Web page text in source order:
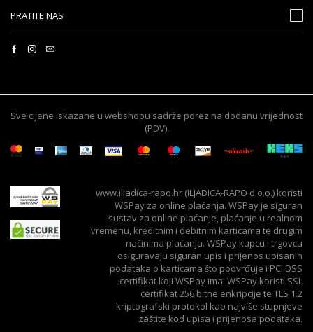
PRATITE NAS
Sve cijene iskazane u webshopu sadrže porez na dodanu vrijednost
(PDV).
www.iljadica-rapo.hr (ILJADICA-RAPO d.o.o.) koristi
WSPay za online plaćanja. WSPay je siguran
sustav za online plaćanje, plaćanje u realnom
vremenu, kreditnim i debitnim karticama te drugim
načinima plaćanja. WSPay kupcu i trgovcu
osiguravaju siguran upis i prijenos upisanih
podataka o karticama što podvrđuje i PCI DSS
certifikat koji WSPay ima. WSPay koristi SSL
certifikat 256 bitne enkripcije te TLS 1.2
kriptografski protokol kao najviše stupnjeve
zaštite kod upisa i prijenosa podataka.